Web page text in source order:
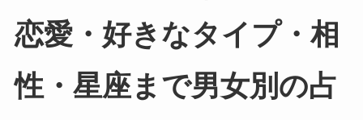
恋愛・好きなタイプ・相
性・星座まで男女別の占